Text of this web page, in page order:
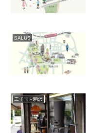
SALUS
二子玉 - 駒沢